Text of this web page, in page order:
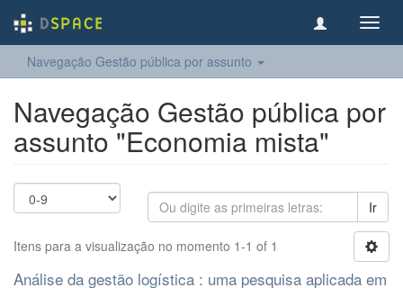
Navegação Gestão pública por assunto
Navegação Gestão pública por
assunto "Economia mista"
Ir
Itens para a visualização no momento 1-1 of 1
Análise da gestão logística : uma pesquisa aplicada em